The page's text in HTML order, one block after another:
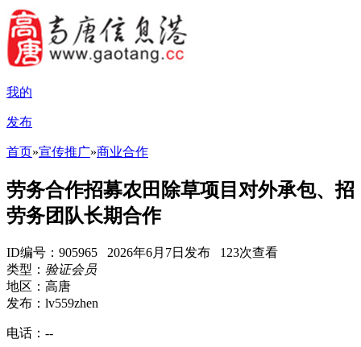
我的
发布
首页»宣传推广»商业合作
劳务合作招募农田除草项目对外承包、招
劳务团队长期合作
ID编号：905965 2026年6月7日发布 123次查看
类型： 验证会员
地区：高唐
发布：lv559zhen
电话： --